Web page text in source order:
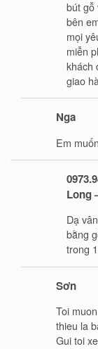
bút gỗ
bên
mọi
miễn
khách
giao
Nga
Em
Long
Dạ
bằng
trong
Sơn
Toi
thieu la
Gui toi